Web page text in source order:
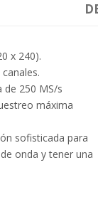
x 240).
de 250 MS/s
máxima
sofisticada para
onda y tener una